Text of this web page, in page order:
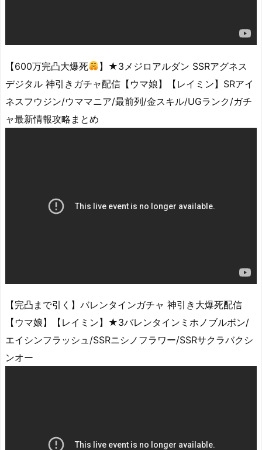
【600万完凸大爆死
】★3メジロアルダン SSRアグネス
デジタル 神引きガチャ配信【ウマ娘】【レイミン】SRアイ
ネスフウジン/ウママニア/最前列/金スキル/UGランク/ガチ
ャ最新情報攻略まとめ
【完凸まで引く】バレンタインガチャ 神引き大爆死配信
【ウマ娘】【レイミン】★3バレンタインミホノブルボン/
エイシンフラッシュ/SSRニシノフラワー/SSRサクラバクシ
ンオー